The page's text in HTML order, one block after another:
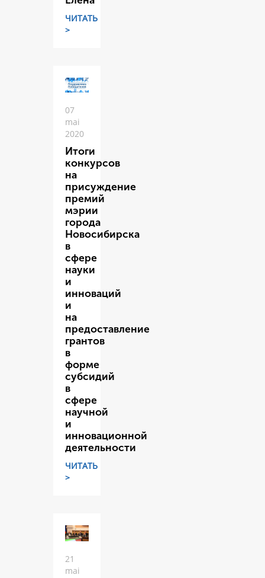
ЧИТАТЬ
>
07
mai
2020
Итоги
конкурсов
на
присуждение
премий
мэрии
города
Новосибирска
в
сфере
науки
и
инноваций
и
на
предоставление
грантов
в
форме
субсидий
в
сфере
научной
и
инновационной
деятельности
ЧИТАТЬ
>
21
mai